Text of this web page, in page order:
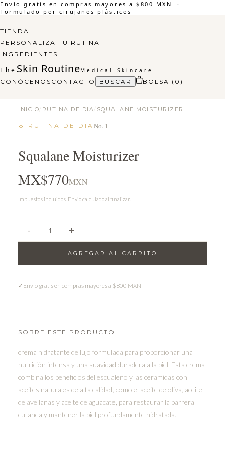
Envío gratis en compras mayores a $800 MXN ·
Formulado por cirujanos plásticos
TIENDA
PERSONALIZA TU RUTINA
INGREDIENTES
The Skin RoutineMedical Skincare
CONÓCENOS CONTACTO BUSCAR BOLSA ( 0 )
INICIO RUTINA DE DIA SQUALANE MOISTURIZER
☼ RUTINA DE DIA No. 1
Squalane Moisturizer
MX$770MXN
Impuestos incluidos. Envio calculado al finalizar.
- 1 +
AGREGAR AL CARRITO
✓ Envio gratis en compras mayores a $800 MXN
SOBRE ESTE PRODUCTO
crema hidratante de lujo formulada para proporcionar una
nutrición intensa y una suavidad duradera a la piel. Esta crema
combina los beneficios del escualeno y las ceramidas con
aceites naturales de alta calidad, como el aceite de oliva, aceite
de avellanas y aceite de aguacate, para restaurar la barrera
cutanea y mantener la piel profundamente hidratada.